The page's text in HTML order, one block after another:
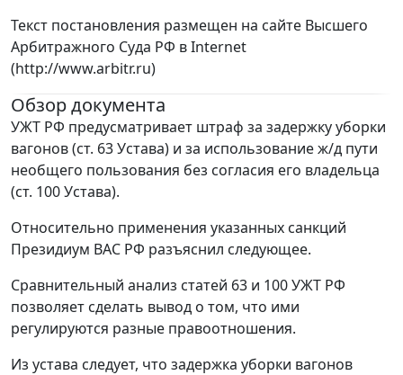
Текст постановления размещен на сайте Высшего
Арбитражного Суда РФ в Internet
(http://www.arbitr.ru)
Обзор документа
УЖТ РФ предусматривает штраф за задержку уборки
вагонов (ст. 63 Устава) и за использование ж/д пути
необщего пользования без согласия его владельца
(ст. 100 Устава).
Относительно применения указанных санкций
Президиум ВАС РФ разъяснил следующее.
Сравнительный анализ статей 63 и 100 УЖТ РФ
позволяет сделать вывод о том, что ими
регулируются разные правоотношения.
Из устава следует, что задержка уборки вагонов